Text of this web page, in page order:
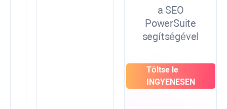
a SEO
PowerSuite
segítségével
Töltse le
INGYENESEN